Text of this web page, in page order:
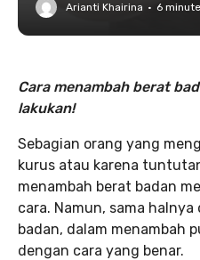
Arianti Khairina · 6
Cara menambah berat
lakukan!
Sebagian orang yang
kurus atau karena
menambah berat badan
cara. Namun, sama
badan, dalam menambah
dengan cara yang benar.